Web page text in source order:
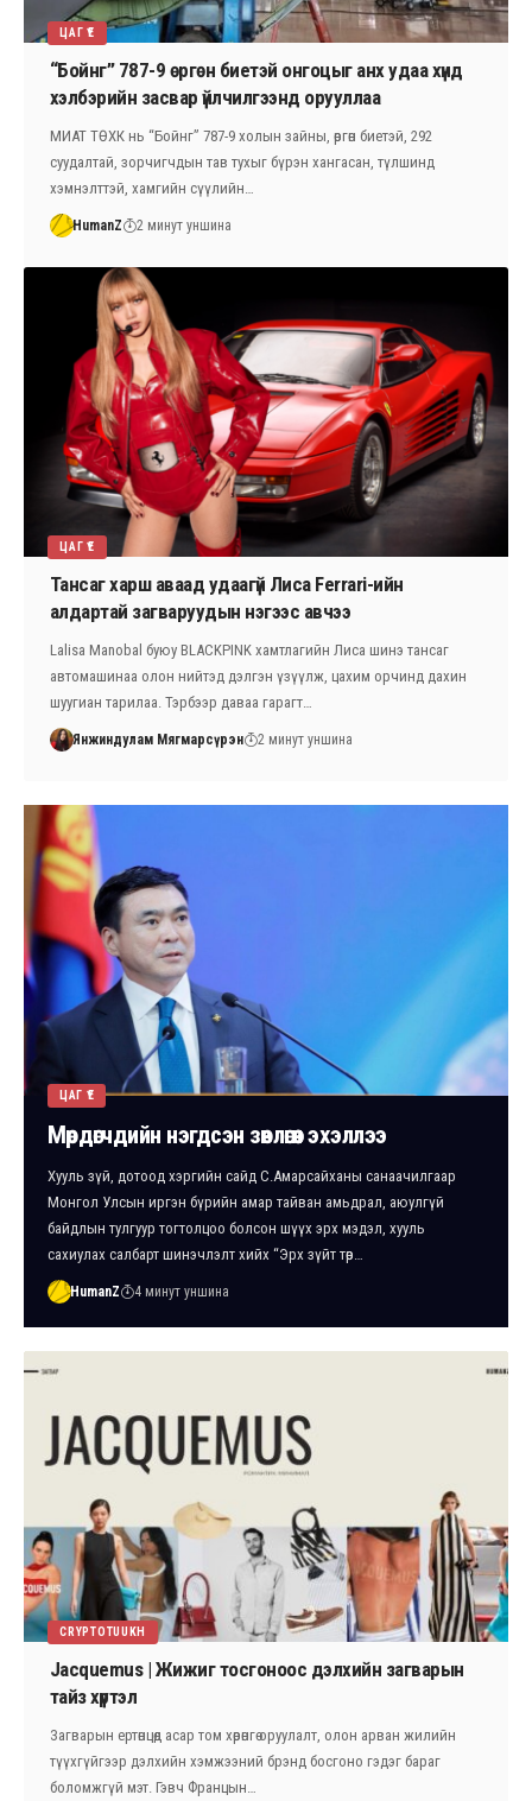
ЦАГ ҮЕ
“Бойнг” 787-9 өргөн биетэй онгоцыг анх удаа хүнд
хэлбэрийн засвар үйлчилгээнд орууллаа
МИАТ ТӨХК нь “Бойнг” 787-9 холын зайны, өргөн биетэй, 292
суудалтай, зорчигчдын тав тухыг бүрэн хангасан, түлшинд
хэмнэлттэй, хамгийн сүүлийн…
HumanZ 2 минут уншина
ЦАГ ҮЕ
Тансаг харш аваад удаагүй Лиса Ferrari-ийн
алдартай загваруудын нэгээс авчээ
Lalisa Manobal буюу BLACKPINK хамтлагийн Лиса шинэ тансаг
автомашинаа олон нийтэд дэлгэн үзүүлж, цахим орчинд дахин
шуугиан тарилаа. Тэрбээр даваа гарагт…
Янжиндулам Мягмарсүрэн 2 минут уншина
ЦАГ ҮЕ
Мөрдөгчдийн нэгдсэн зөвлөгөөн эхэллээ
Хууль зүй, дотоод хэргийн сайд С.Амарсайханы санаачилгаар
Монгол Улсын иргэн бүрийн амар тайван амьдрал, аюулгүй
байдлын тулгуур тогтолцоо болсон шүүх эрх мэдэл, хууль
сахиулах салбарт шинэчлэлт хийх “Эрх зүйт төр…
HumanZ 4 минут уншина
CRYPTOTUUKH
Jacquemus | Жижиг тосгоноос дэлхийн загварын
тайз хүртэл
Загварын ертөнцөд асар том хөрөнгө оруулалт, олон арван жилийн
түүхгүйгээр дэлхийн хэмжээний брэнд босгоно гэдэг бараг
боломжгүй мэт. Гэвч Францын…